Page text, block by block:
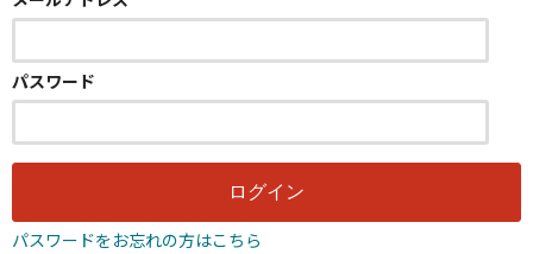
パスワード
パスワードをお忘れの方はこちら